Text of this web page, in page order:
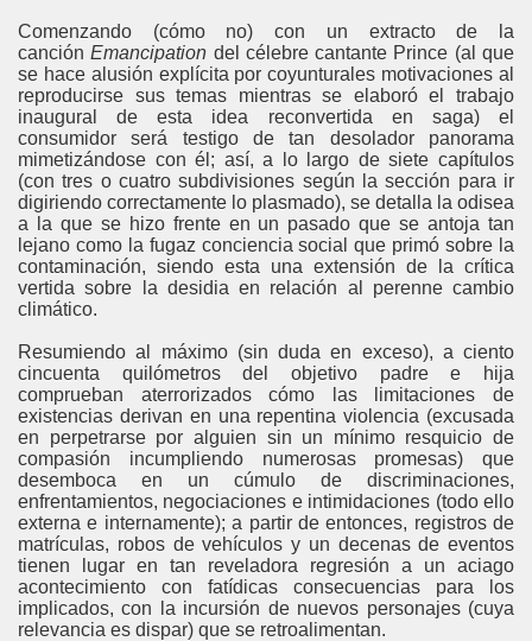
Comenzando (cómo no) con un extracto de la
canciónEmancipation del célebre cantante Prince (al que
se hace alusión explícita por coyunturales motivaciones al
reproducirse sus temas mientras se elaboró el trabajo
inaugural de esta idea reconvertida en saga) el
consumidor será testigo de tan desolador panorama
mimetizándose con él; así, a lo largo de siete capítulos
(con tres o cuatro subdivisiones según la sección para ir
digiriendo correctamente lo plasmado), se detalla la odisea
a la que se hizo frente en un pasado que se antoja tan
lejano como la fugaz conciencia social que primó sobre la
contaminación, siendo esta una extensión de la crítica
vertida sobre la desidia en relación al perenne cambio
climático.
Resumiendo al máximo (sin duda en exceso), a ciento
cincuenta quilómetros del objetivo padre e hija
comprueban aterrorizados cómo las limitaciones de
existencias derivan en una repentina violencia (excusada
en perpetrarse por alguien sin un mínimo resquicio de
compasión incumpliendo numerosas promesas) que
desemboca en un cúmulo de discriminaciones,
enfrentamientos, negociaciones e intimidaciones (todo ello
externa e internamente); a partir de entonces, registros de
matrículas, robos de vehículos y un decenas de eventos
tienen lugar en tan reveladora regresión a un aciago
acontecimiento con fatídicas consecuencias para los
implicados, con la incursión de nuevos personajes (cuya
relevancia es dispar) que se retroalimentan.